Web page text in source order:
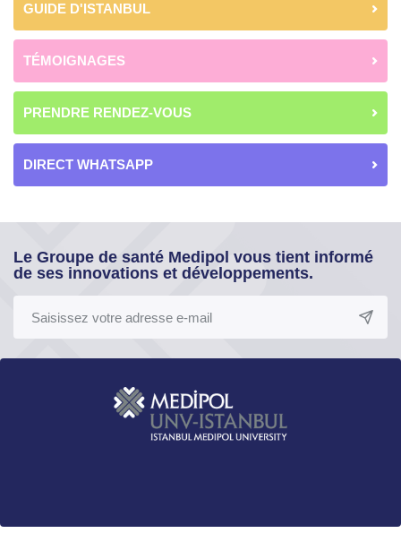
GUIDE D'ISTANBUL
TÉMOIGNAGES
PRENDRE RENDEZ-VOUS
DIRECT WHATSAPP
Le Groupe de santé Medipol vous tient informé
de ses innovations et développements.